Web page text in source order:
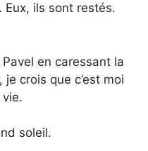
ils sont restés.
en caressant la
crois que c’est moi
soleil.